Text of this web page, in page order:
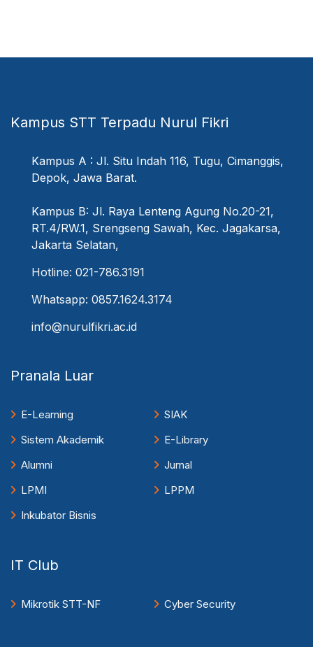
Kampus STT Terpadu Nurul Fikri
Kampus A : Jl. Situ Indah 116, Tugu, Cimanggis,
Depok, Jawa Barat.
Kampus B: Jl. Raya Lenteng Agung No.20-21,
RT.4/RW.1, Srengseng Sawah, Kec. Jagakarsa,
Jakarta Selatan,
Hotline: 021-786.3191
Whatsapp: 0857.1624.3174
info@nurulfikri.ac.id
Pranala Luar
E-Learning
SIAK
Sistem Akademik
E-Library
Alumni
Jurnal
LPMI
LPPM
Inkubator Bisnis
IT Club
Mikrotik STT-NF Cyber Security